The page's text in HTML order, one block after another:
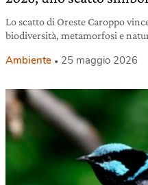
Lo scatto di Oreste Caroppo
biodiversità, metamorfosi e
Ambiente 25 maggio 2026